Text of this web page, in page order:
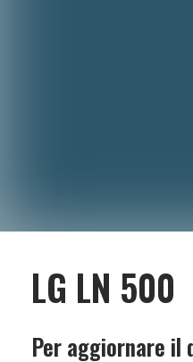
LG LN 500
Per aggiornare il